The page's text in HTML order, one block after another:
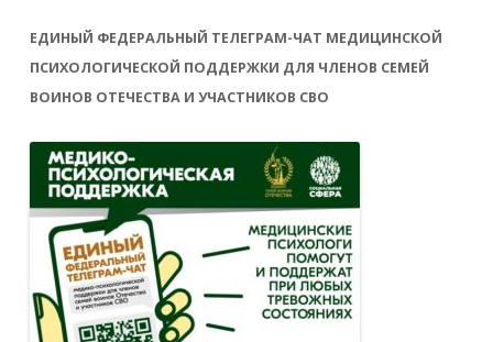
ЕДИНЫЙ ФЕДЕРАЛЬНЫЙ ТЕЛЕГРАМ-ЧАТ МЕДИЦИНСКОЙ
ПСИХОЛОГИЧЕСКОЙ ПОДДЕРЖКИ ДЛЯ ЧЛЕНОВ СЕМЕЙ
ВОИНОВ ОТЕЧЕСТВА И УЧАСТНИКОВ СВО